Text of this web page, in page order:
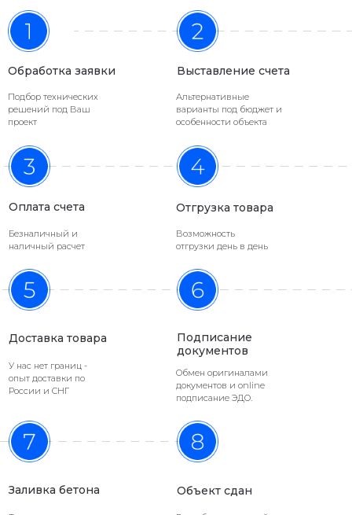
Выставление счета
Альтернативные
варианты под бюджет и
особенности объекта
Подписание
документов
Обмен оригиналами
документов и online
подписание ЭДО.
Обработка заявки
Подбор технических
решений под Ваш
проект
Оплата счета
Безналичный и
наличный расчет
Отгрузка товара
Возможность
отгрузки день в день
Заливка бетона Объект сдан
Доставка товара
У нас нет границ -
опыт доставки по
России и СНГ
Главный принцип компании –работать
безопасность сотрудничества.
График поставок фибры стальной
заниматься своим делом:
ИНРЕС проектирует и поставляет
строительные материалы
тысячи м2 бетонных полов